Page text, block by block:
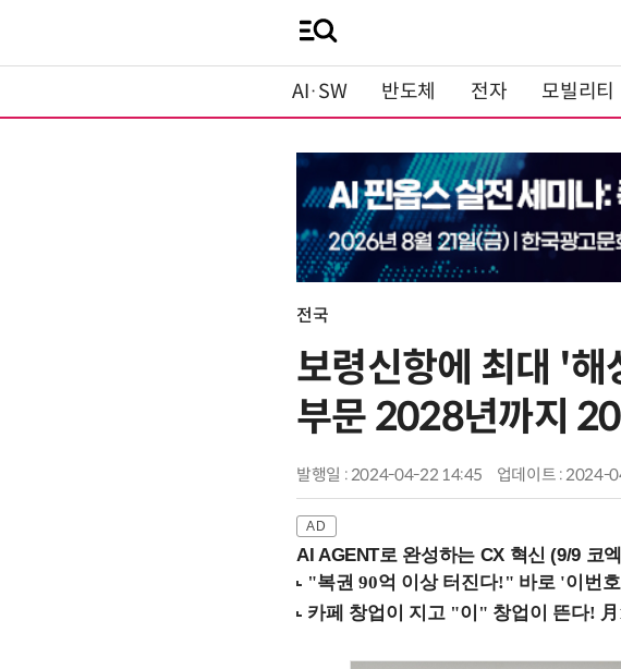
AI·SW 반도체 전자 모빌리티
전국
보령신항에 최대 '
부문 2028년까지
발행일 : 2024-04-22 14:45 업데이트 : 2024-
AI AGENT로 완성하는 CX 혁신 (9/9 코